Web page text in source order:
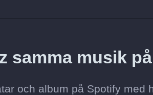
samma musik
och album på Spotify med